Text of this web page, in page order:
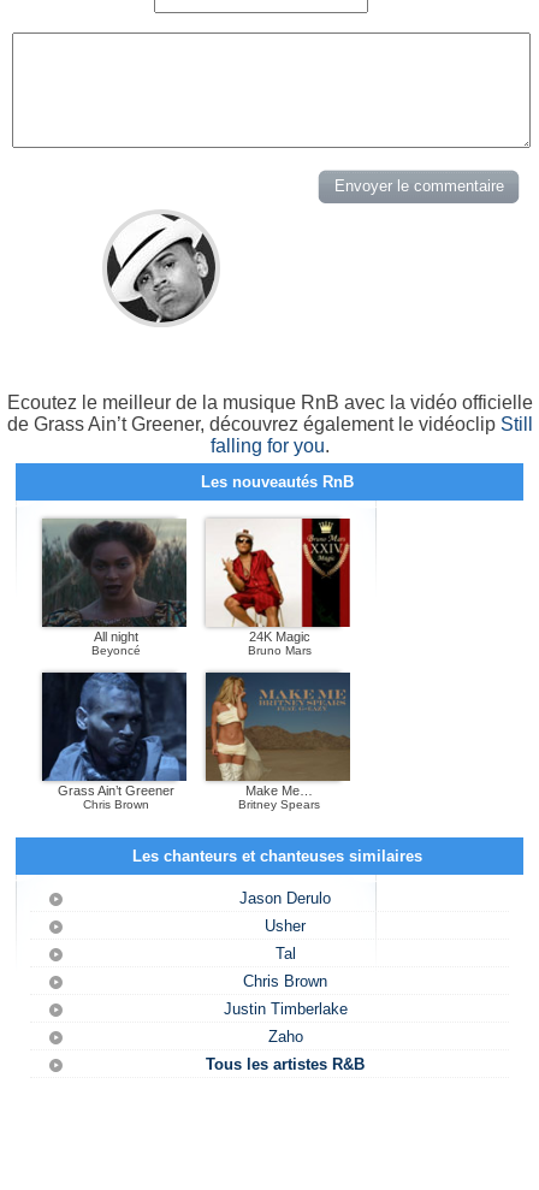
Ecoutez le meilleur de la musique RnB avec la vidéo officielle
de Grass Ain’t Greener, découvrez également le vidéoclip Still
falling for you.
Les nouveautés RnB
All night
Beyoncé
24K Magic
Bruno Mars
Grass Ain’t Greener
Chris Brown
Make Me…
Britney Spears
Les chanteurs et chanteuses similaires
Jason Derulo
Usher
Tal
Chris Brown
Justin Timberlake
Zaho
Tous les artistes R&B